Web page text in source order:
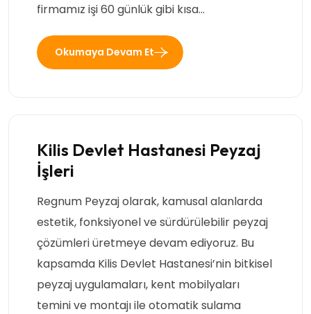
firmamız işi 60 günlük gibi kısa…
Okumaya Devam Et
Kilis Devlet Hastanesi Peyzaj
İşleri
Regnum Peyzaj olarak, kamusal alanlarda
estetik, fonksiyonel ve sürdürülebilir peyzaj
çözümleri üretmeye devam ediyoruz. Bu
kapsamda Kilis Devlet Hastanesi’nin bitkisel
peyzaj uygulamaları, kent mobilyaları
temini ve montajı ile otomatik sulama